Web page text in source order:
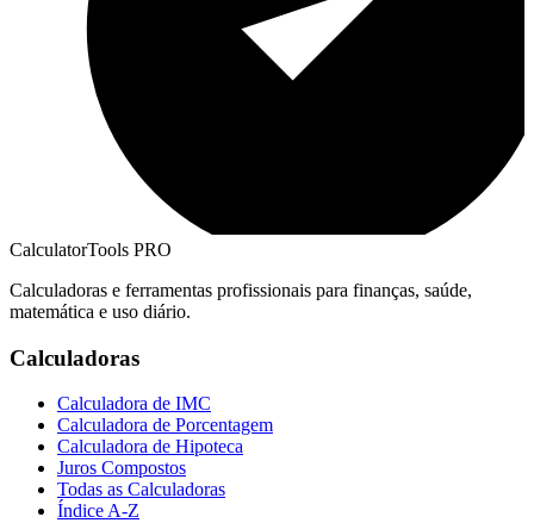
CalculatorTools PRO
Calculadoras e ferramentas profissionais para finanças, saúde,
matemática e uso diário.
Calculadoras
Calculadora de IMC
Calculadora de Porcentagem
Calculadora de Hipoteca
Juros Compostos
Todas as Calculadoras
Índice A-Z